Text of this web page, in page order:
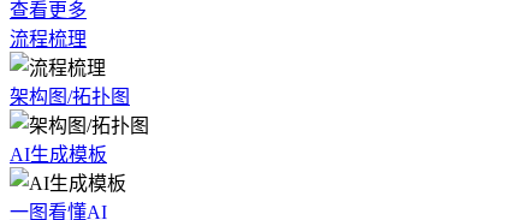
查看更多
流程梳理
架构图/拓扑图
AI生成模板
一图看懂AI